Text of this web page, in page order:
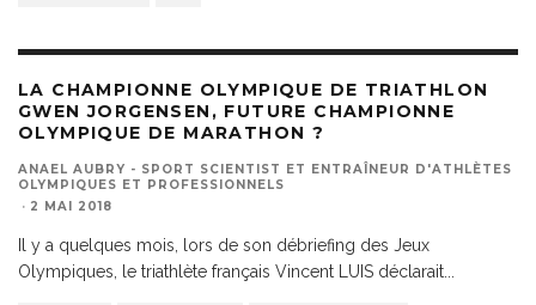
LA CHAMPIONNE OLYMPIQUE DE TRIATHLON
GWEN JORGENSEN, FUTURE CHAMPIONNE
OLYMPIQUE DE MARATHON ?
ANAEL AUBRY - SPORT SCIENTIST ET ENTRAÎNEUR D'ATHLÈTES
OLYMPIQUES ET PROFESSIONNELS
· 2 MAI 2018
Il y a quelques mois, lors de son débriefing des Jeux
Olympiques, le triathlète français Vincent LUIS déclarait...